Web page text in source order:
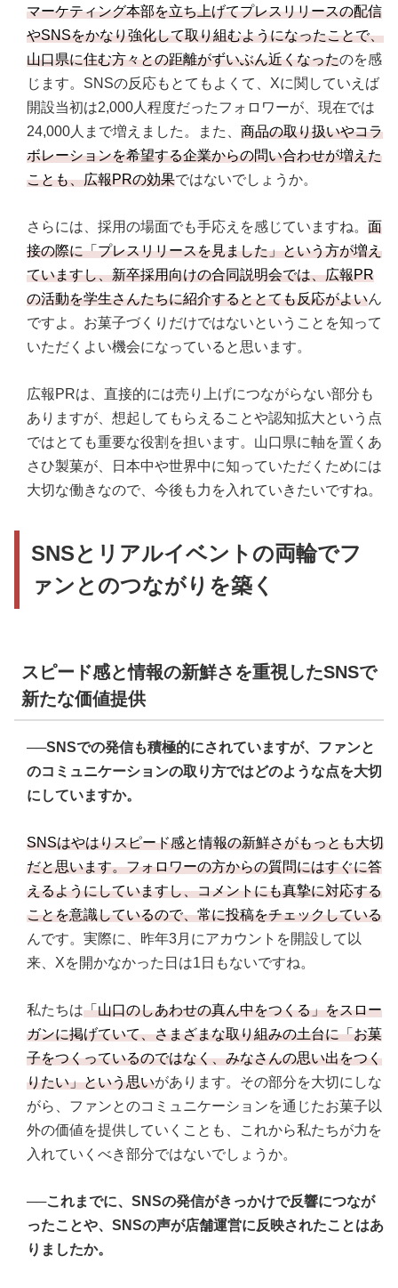
マーケティング本部を立ち上げてプレスリリースの配信
やSNSをかなり強化して取り組むようになったことで、
山口県に住む方々との距離がずいぶん近くなったのを感
じます。SNSの反応もとてもよくて、Xに関していえば
開設当初は2,000人程度だったフォロワーが、現在では
24,000人まで増えました。また、 商品の取り扱いやコラ
ボレーションを希望する企業からの問い合わせが増えた
ことも、広報PRの効果ではないでしょうか。
さらには、採用の場面でも手応えを感じていますね。 面
接の際に「プレスリリースを見ました」という方が増え
ていますし、新卒採用向けの合同説明会では、広報PR
の活動を学生さんたちに紹介するととても反応がよいん
ですよ。お菓子づくりだけではないということを知って
いただくよい機会になっていると思います。
広報PRは、直接的には売り上げにつながらない部分も
ありますが、想起してもらえることや認知拡大という点
ではとても重要な役割を担います。山口県に軸を置くあ
さひ製菓が、日本中や世界中に知っていただくためには
大切な働きなので、今後も力を入れていきたいですね。
SNSとリアルイベントの両輪でフ
ァンとのつながりを築く
スピード感と情報の新鮮さを重視したSNSで
新たな価値提供
──SNSでの発信も積極的にされていますが、ファンと
のコミュニケーションの取り方ではどのような点を大切
にしていますか。
SNSはやはりスピード感と情報の新鮮さがもっとも大切
だと思います。フォロワーの方からの質問にはすぐに答
えるようにしていますし、コメントにも真摯に対応する
ことを意識しているので、常に投稿をチェックしている
んです。実際に、昨年3月にアカウントを開設して以
来、Xを開かなかった日は1日もないですね。
私たちは「山口のしあわせの真ん中をつくる」をスロー
ガンに掲げていて、さまざまな取り組みの土台に「お菓
子をつくっているのではなく、みなさんの思い出をつく
りたい」という思いがあります。その部分を大切にしな
がら、ファンとのコミュニケーションを通じたお菓子以
外の価値を提供していくことも、これから私たちが力を
入れていくべき部分ではないでしょうか。
──これまでに、SNSの発信がきっかけで反響につなが
ったことや、SNSの声が店舗運営に反映されたことはあ
りましたか。